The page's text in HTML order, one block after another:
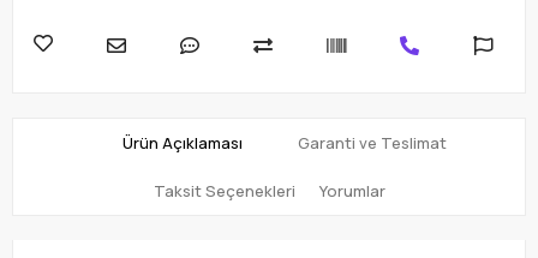
Ürün Açıklaması Garanti ve Teslimat
Taksit Seçenekleri Yorumlar